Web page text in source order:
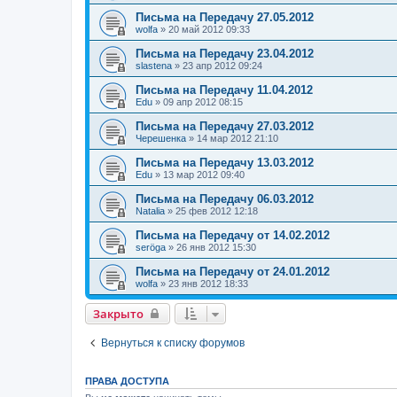
Письма на Передачу 27.05.2012
wolfa » 20 май 2012 09:33
Письма на Передачу 23.04.2012
slastena » 23 апр 2012 09:24
Письма на Передачу 11.04.2012
Edu » 09 апр 2012 08:15
Письма на Передачу 27.03.2012
Черешенка » 14 мар 2012 21:10
Письма на Передачу 13.03.2012
Edu » 13 мар 2012 09:40
Письма на Передачу 06.03.2012
Natalia » 25 фев 2012 12:18
Письма на Передачу от 14.02.2012
seröga » 26 янв 2012 15:30
Письма на Передачу от 24.01.2012
wolfa » 23 янв 2012 18:33
Закрыто
Вернуться к списку форумов
ПРАВА ДОСТУПА